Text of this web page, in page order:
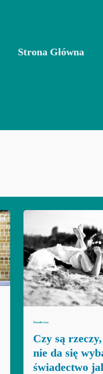
Strona Główna
Świadectwa
Czy są
nie da się
świadectwo